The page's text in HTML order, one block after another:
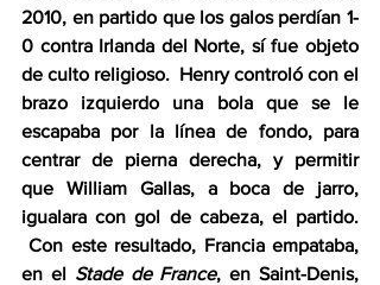
2010, en partido que los galos perdían 1-
0 contra Irlanda del Norte, sí fue objeto
de culto religioso.  Henry controló con el
brazo izquierdo una bola que se le
escapaba por la línea de fondo, para
centrar de pierna derecha, y permitir
que William Gallas, a boca de jarro,
igualara con gol de cabeza, el partido.
Con este resultado, Francia empataba,
en el Stade de France, en Saint-Denis,